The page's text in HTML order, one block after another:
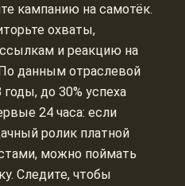
кампанию на самотёк.
охваты,
и реакцию на
данным отраслевой
до 30% успеха
24 часа: если
ролик платной
можно поймать
Следите, чтобы